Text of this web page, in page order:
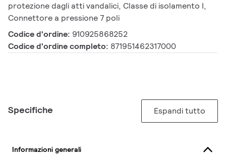
protezione dagli atti vandalici, Classe di isolamento I,
Connettore a pressione 7 poli
Codice d'ordine: 910925868252
Codice d'ordine completo: 871951462317000
Specifiche Espandi tutto
Informazioni generali